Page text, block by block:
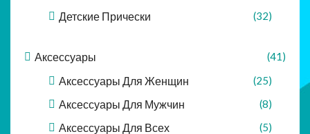
Детские Прически (32)
Аксессуары (41)
Аксессуары Для Женщин (25)
Аксессуары Для Мужчин (8)
Аксессуары Для Всех (5)